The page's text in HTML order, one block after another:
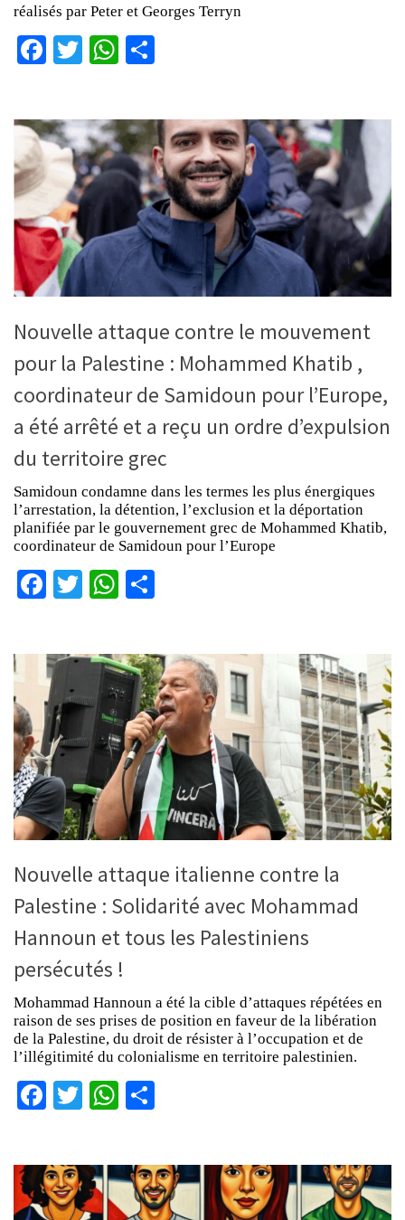
réalisés par Peter et Georges Terryn
Facebook
TwitterWhatsApp
Nouvelle attaque contre le mouvement
pour la Palestine : Mohammed Khatib ,
coordinateur de Samidoun pour l’Europe,
a été arrêté et a reçu un ordre d’expulsion
du territoire grec
Samidoun condamne dans les termes les plus énergiques
l’arrestation, la détention, l’exclusion et la déportation
planifiée par le gouvernement grec de Mohammed Khatib,
coordinateur de Samidoun pour l’Europe
Facebook
TwitterWhatsApp
Nouvelle attaque italienne contre la
Palestine : Solidarité avec Mohammad
Hannoun et tous les Palestiniens
persécutés !
Mohammad Hannoun a été la cible d’attaques répétées en
raison de ses prises de position en faveur de la libération
de la Palestine, du droit de résister à l’occupation et de
l’illégitimité du colonialisme en territoire palestinien.
Facebook
TwitterWhatsApp